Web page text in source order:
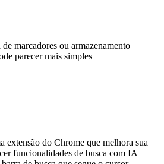
marcadores ou armazenamento
parecer mais simples
extensão do Chrome que melhora sua
funcionalidades de busca com IA